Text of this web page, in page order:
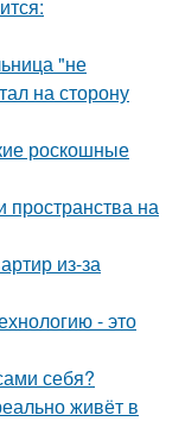
"не
на сторону
роскошные
пространства на
из-за
- это
себя?
живёт в